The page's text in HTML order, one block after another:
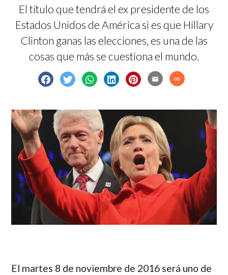
El título que tendrá el ex presidente de los
Estados Unidos de América si es que Hillary
Clinton ganas las elecciones, es una de las
cosas que más se cuestiona el mundo.
email link
El martes 8 de noviembre de 2016 será uno de